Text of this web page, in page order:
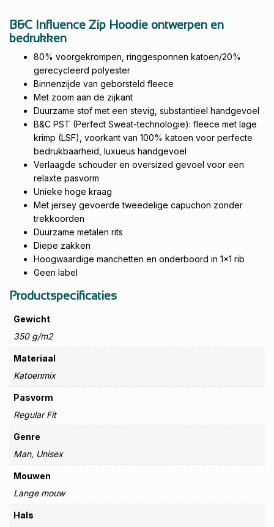
B&C Influence Zip Hoodie ontwerpen en
bedrukken
80% voorgekrompen, ringgesponnen katoen/20%
gerecycleerd polyester
Binnenzijde van geborsteld fleece
Met zoom aan de zijkant
Duurzame stof met een stevig, substantieel handgevoel
B&C PST (Perfect Sweat-technologie): fleece met lage
krimp (LSF), voorkant van 100% katoen voor perfecte
bedrukbaarheid, luxueus handgevoel
Verlaagde schouder en oversized gevoel voor een
relaxte pasvorm
Unieke hoge kraag
Met jersey gevoerde tweedelige capuchon zonder
trekkoorden
Duurzame metalen rits
Diepe zakken
Hoogwaardige manchetten en onderboord in 1x1 rib
Geen label
Productspecificaties
Gewicht
350 g/m2
Materiaal
Katoenmix
Pasvorm
Regular Fit
Genre
Man, Unisex
Mouwen
Lange mouw
Hals